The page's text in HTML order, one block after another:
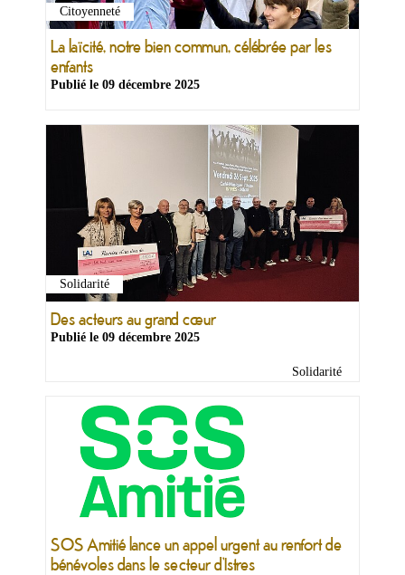
Citoyenneté
La laïcité, notre bien commun, célébrée par les
enfants
Publié le 09 décembre 2025
Solidarité
Des acteurs au grand cœur
Publié le 09 décembre 2025
Solidarité
SOS Amitié lance un appel urgent au renfort de
bénévoles dans le secteur d’Istres